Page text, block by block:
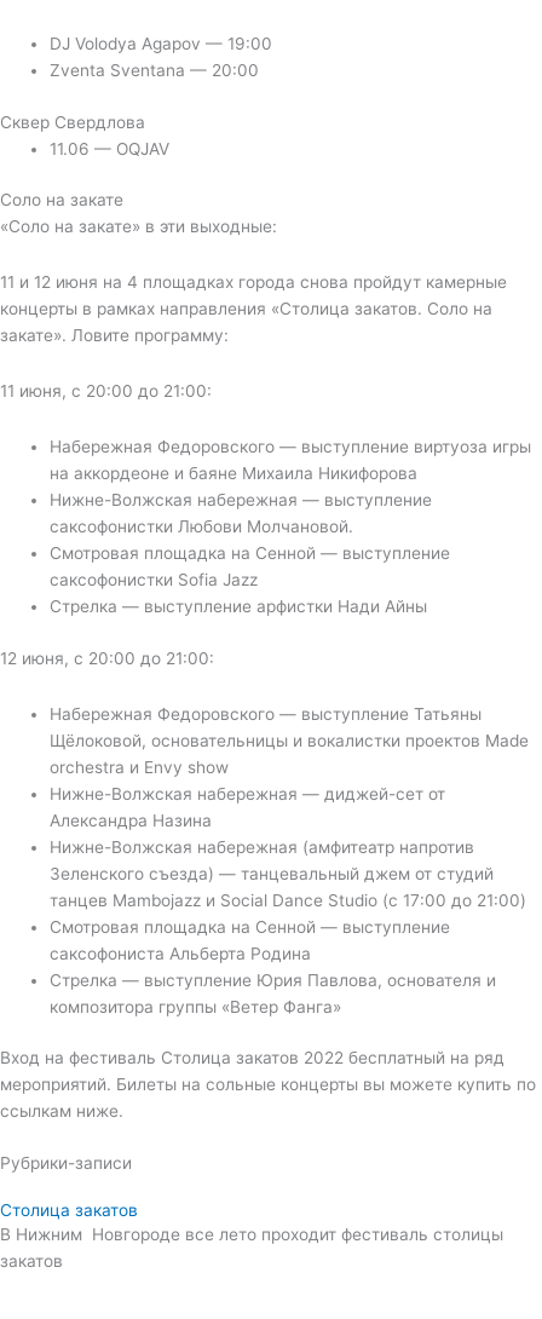
DJ Volodya Agapov — 19:00
Zventa Sventana — 20:00
Сквер Свердлова
11.06 — OQJAV
Соло на закате
«Соло на закате» в эти выходные:
11 и 12 июня на 4 площадках города снова пройдут камерные
концерты в рамках направления «Столица закатов. Соло на
закате». Ловите программу:
11 июня, с 20:00 до 21:00:
Набережная Федоровского — выступление виртуоза игры
на аккордеоне и баяне Михаила Никифорова
Нижне-Волжская набережная — выступление
саксофонистки Любови Молчановой.
Смотровая площадка на Сенной — выступление
саксофонистки Sofia Jazz
Стрелка — выступление арфистки Нади Айны
12 июня, с 20:00 до 21:00:
Набережная Федоровского — выступление Татьяны
Щёлоковой, основательницы и вокалистки проектов Made
orchestra и Envy show
Нижне-Волжская набережная — диджей-сет от
Александра Назина
Нижне-Волжская набережная (амфитеатр напротив
Зеленского съезда) — танцевальный джем от студий
танцев Mambojazz и Social Dance Studio (с 17:00 до 21:00)
Смотровая площадка на Сенной — выступление
саксофониста Альберта Родина
Стрелка — выступление Юрия Павлова, основателя и
композитора группы «Ветер Фанга»
Вход на фестиваль Столица закатов 2022 бесплатный на ряд
мероприятий. Билеты на сольные концерты вы можете купить по
ссылкам ниже.
Рубрики-записи
Столица закатов
В Нижним Новгороде все лето проходит фестиваль столицы
закатов